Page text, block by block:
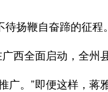
待扬鞭自奋蹄的征程。
西全面启动，全州
广。”即便这样，